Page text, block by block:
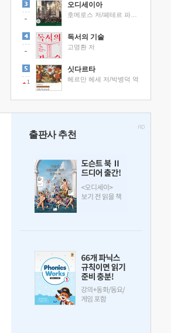
오디세이아
독서의 기술
고명환 저
1
싯다르타
헤르만 헤세 저/박병덕 역
출판사 추천